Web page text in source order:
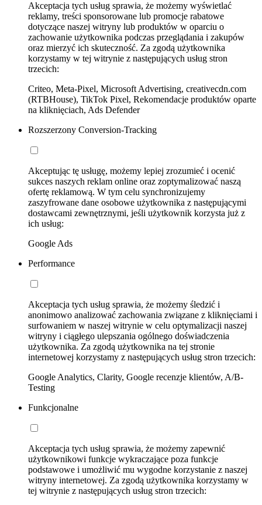
Akceptacja tych usług sprawia, że możemy wyświetlać
reklamy, treści sponsorowane lub promocje rabatowe
dotyczące naszej witryny lub produktów w oparciu o
zachowanie użytkownika podczas przeglądania i zakupów
oraz mierzyć ich skuteczność. Za zgodą użytkownika
korzystamy w tej witrynie z następujących usług stron
trzecich:
Criteo, Meta-Pixel, Microsoft Advertising, creativecdn.com
(RTBHouse), TikTok Pixel, Rekomendacje produktów oparte
na kliknięciach, Ads Defender
Rozszerzony Conversion-Tracking
Akceptując tę usługę, możemy lepiej zrozumieć i ocenić
sukces naszych reklam online oraz zoptymalizować naszą
ofertę reklamową. W tym celu synchronizujemy
zaszyfrowane dane osobowe użytkownika z następującymi
dostawcami zewnętrznymi, jeśli użytkownik korzysta już z
ich usług:
Google Ads
Performance
Akceptacja tych usług sprawia, że możemy śledzić i
anonimowo analizować zachowania związane z kliknięciami i
surfowaniem w naszej witrynie w celu optymalizacji naszej
witryny i ciągłego ulepszania ogólnego doświadczenia
użytkownika. Za zgodą użytkownika na tej stronie
internetowej korzystamy z następujących usług stron trzecich:
Google Analytics, Clarity, Google recenzje klientów, A/B-
Testing
Funkcjonalne
Akceptacja tych usług sprawia, że możemy zapewnić
użytkownikowi funkcje wykraczające poza funkcje
podstawowe i umożliwić mu wygodne korzystanie z naszej
witryny internetowej. Za zgodą użytkownika korzystamy w
tej witrynie z następujących usług stron trzecich: